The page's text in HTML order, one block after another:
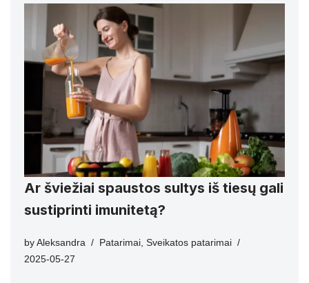
Ar šviežiai spaustos sultys iš tiesų gali
sustiprinti imunitetą?
by Aleksandra Patarimai, Sveikatos patarimai
2025-05-27